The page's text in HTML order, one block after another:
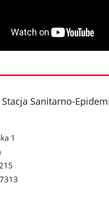
Sanitarno-
1